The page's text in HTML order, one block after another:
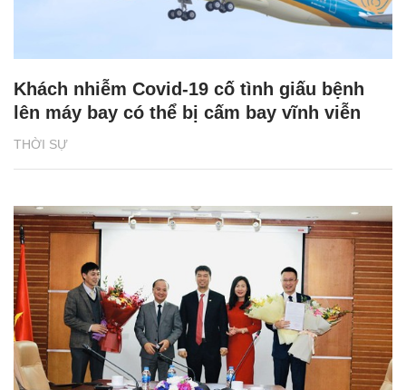
THỜI SỰ
Khách nhiễm Covid-19 cố tình giấu bệnh
lên máy bay có thể bị cấm bay vĩnh viễn